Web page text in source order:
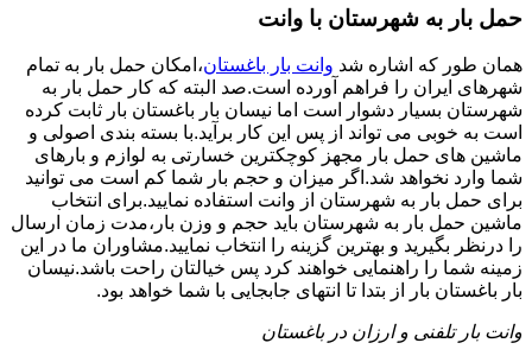
حمل بار به شهرستان با وانت
همان طور که اشاره شد وانت بار باغستان،امکان حمل بار به تمام
شهرهای ایران را فراهم آورده است.صد البته که کار حمل بار به
شهرستان بسیار دشوار است اما نیسان بار باغستان بار ثابت کرده
است به خوبی می تواند از پس این کار برآید.با بسته بندی اصولی و
ماشین های حمل بار مجهز کوچکترین خسارتی به لوازم و بارهای
شما وارد نخواهد شد.اگر میزان و حجم بار شما کم است می توانید
برای حمل بار به شهرستان از وانت استفاده نمایید.برای انتخاب
ماشین حمل بار به شهرستان باید حجم و وزن بار،مدت زمان ارسال
را درنظر بگیرید و بهترین گزینه را انتخاب نمایید.مشاوران ما در این
زمینه شما را راهنمایی خواهند کرد پس خیالتان راحت باشد.نیسان
بار باغستان بار از بتدا تا انتهای جابجایی با شما خواهد بود.
وانت بار تلفنی و ارزان در باغستان